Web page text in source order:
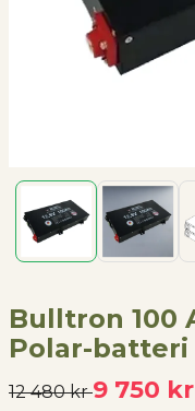
Bulltron 100
Polar-batteri
12 480 kr9 750 kr